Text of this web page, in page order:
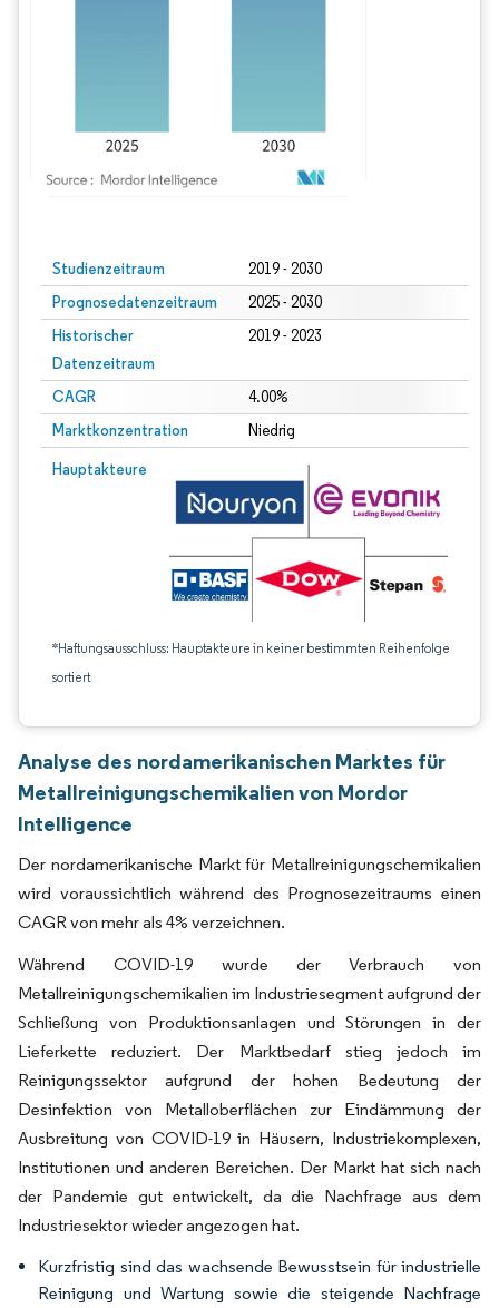
Studienzeitraum 2019 - 2030
Prognosedatenzeitraum 2025 - 2030
Historischer
Datenzeitraum
2019 - 2023
CAGR 4.00%
Marktkonzentration Niedrig
Hauptakteure
*Haftungsausschluss: Hauptakteure in keiner bestimmten Reihenfolge
sortiert
Analyse des nordamerikanischen Marktes für
Metallreinigungschemikalien von Mordor
Intelligence
Der nordamerikanische Markt für Metallreinigungschemikalien
wird voraussichtlich während des Prognosezeitraums einen
CAGR von mehr als 4% verzeichnen.
Während COVID-19 wurde der Verbrauch von
Metallreinigungschemikalien im Industriesegment aufgrund der
Schließung von Produktionsanlagen und Störungen in der
Lieferkette reduziert. Der Marktbedarf stieg jedoch im
Reinigungssektor aufgrund der hohen Bedeutung der
Desinfektion von Metalloberflächen zur Eindämmung der
Ausbreitung von COVID-19 in Häusern, Industriekomplexen,
Institutionen und anderen Bereichen. Der Markt hat sich nach
der Pandemie gut entwickelt, da die Nachfrage aus dem
Industriesektor wieder angezogen hat.
Kurzfristig sind das wachsende Bewusstsein für industrielle
Reinigung und Wartung sowie die steigende Nachfrage